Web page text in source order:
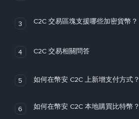
3 C2C 交易區塊支援哪些加密貨幣？
4 C2C 交易相關問答
5 如何在幣安 C2C 上新增支付方式？
6 如何在幣安 C2C 本地購買比特幣？